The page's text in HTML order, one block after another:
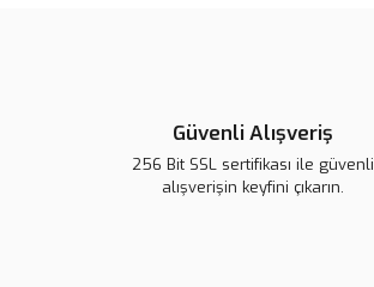
Güvenli Alışveriş
256 Bit SSL sertifikası ile güvenli
alışverişin keyfini çıkarın.